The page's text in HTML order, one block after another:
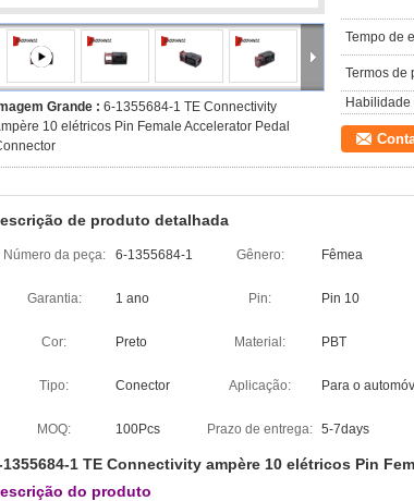
Grande : 6-1355684-1 TE Connectivity
10 elétricos Pin Female Accelerator Pedal
Tempo de
Termos de
Habilidade
de produto detalhada
Número da peça: 6-1355684-1 Gênero: Fêmea
Garantia: 1 ano Pin: Pin 10
Cor: Preto Material: PBT
Tipo: Conector Aplicação: Para o
MOQ: 100Pcs Prazo de entrega: 5-7days
1355684-1 TE Connectivity ampère 10 elétricos Pin
do produto